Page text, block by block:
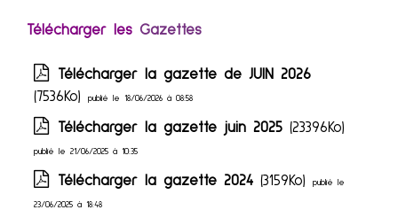
Télécharger lesGazettes
Télécharger la gazette de JUIN 2026
(7536Ko)publié le 18/06/2026 à 08:58
Télécharger la gazette juin 2025 (23396Ko)
publié le 21/06/2025 à 10:35
Télécharger la gazette 2024 (3159Ko)publié le
23/06/2025 à 18:48